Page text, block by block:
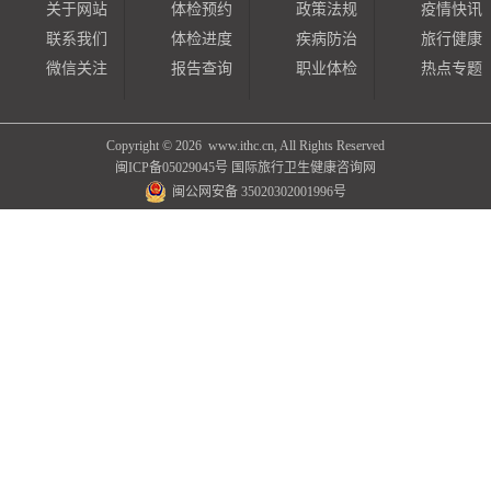
关于网站
联系我们
微信关注
体检预约
体检进度
报告查询
政策法规
疾病防治
职业体检
疫情快讯
旅行健康
热点专题
Copyright © 2026 www.ithc.cn, All Rights Reserved
闽ICP备05029045号 国际旅行卫生健康咨询网
闽公网安备 35020302001996号